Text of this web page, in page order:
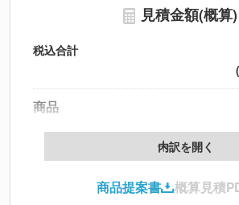
見積金額(概算)
税込合計
商品
製版代
印刷代
北海道・沖縄・離島 別途
内訳を開く
商品提案書 概算見積